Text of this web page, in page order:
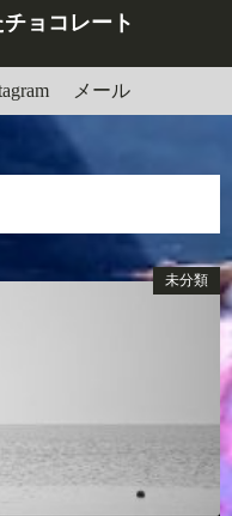
ョコレート
メール
未分類